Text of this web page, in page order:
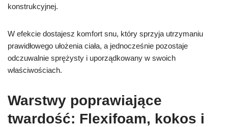
konstrukcyjnej.
W efekcie dostajesz komfort snu, który sprzyja utrzymaniu
prawidłowego ułożenia ciała, a jednocześnie pozostaje
odczuwalnie sprężysty i uporządkowany w swoich
właściwościach.
Warstwy poprawiające
twardość: Flexifoam, kokos i